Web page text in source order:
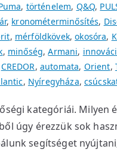
, történelem, Q&Q,
, kronométerminősítés,
, mérföldkövek,okosóra,
, minőség,Armani,
CREDOR, automata, Orient,
, Nyíregyháza,
kategóriái. Milyen
úgy érezzük sok
segítséget